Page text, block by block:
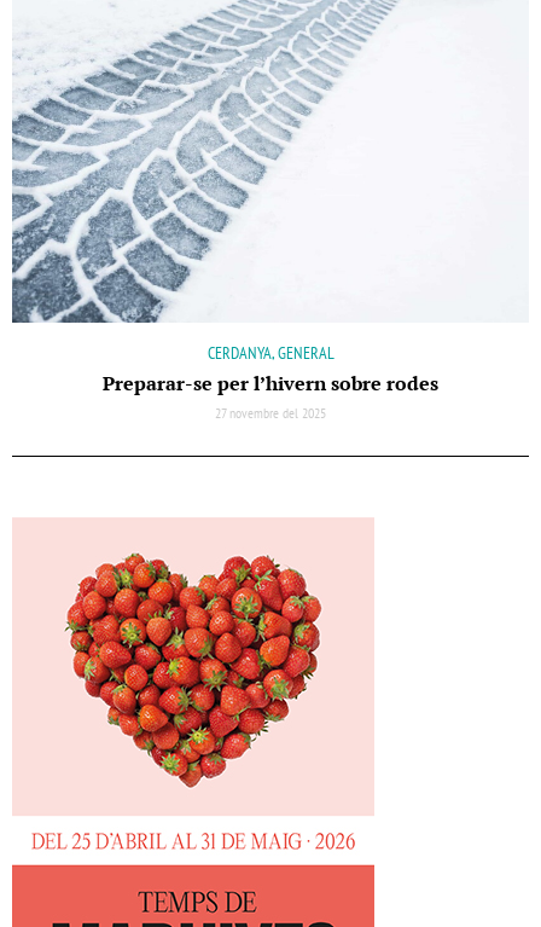
CERDANYA, GENERAL
Preparar-se per l’hivern sobre rodes
27 novembre del 2025